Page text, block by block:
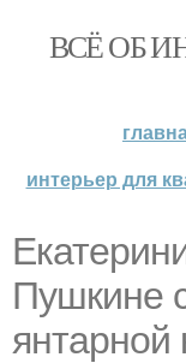
ВСЁ ОБ
интерьер для
Пушкине
янтарной